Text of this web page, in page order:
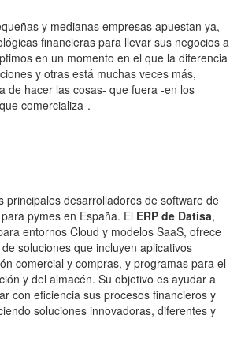
y medianas empresas apuestan ya,
financieras para llevar sus negocios a
en un momento en el que la diferencia
y otras está muchas veces más,
de hacer las cosas- que fuera -en los
comercializa-.
principales desarrolladores de software de
pymes en España. El ERP de Datisa,
entornos Cloud y modelos SaaS, ofrece
soluciones que incluyen aplicativos
comercial y compras, y programas para el
y del almacén. Su objetivo es ayudar a
con eficiencia sus procesos financieros y
soluciones innovadoras, diferentes y